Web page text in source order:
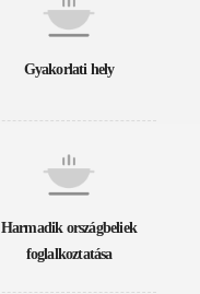
Gyakorlati hely
Harmadik országbeliek
foglalkoztatása